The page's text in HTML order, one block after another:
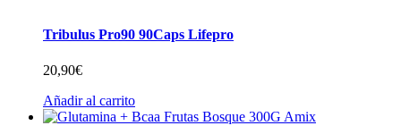
Tribulus Pro90 90Caps Lifepro
20,90€
Añadir al carrito